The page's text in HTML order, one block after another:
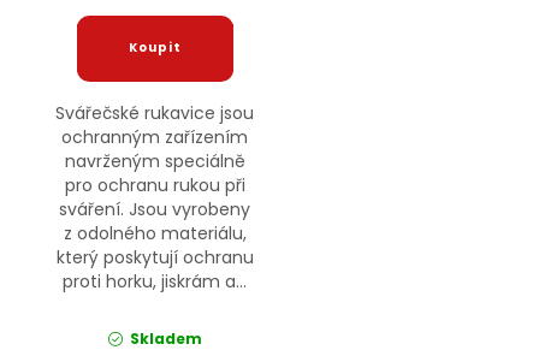
Svářečské rukavice jsou
ochranným zařízením
navrženým speciálně
pro ochranu rukou při
sváření. Jsou vyrobeny
z odolného materiálu,
který poskytují ochranu
proti horku, jiskrám a...
Skladem